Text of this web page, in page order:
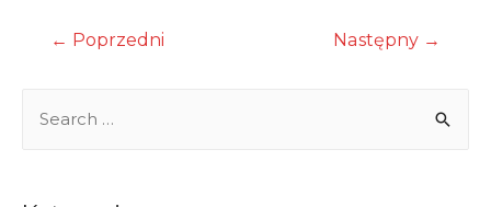
Nawigacja
← Poprzedni Następny →
r